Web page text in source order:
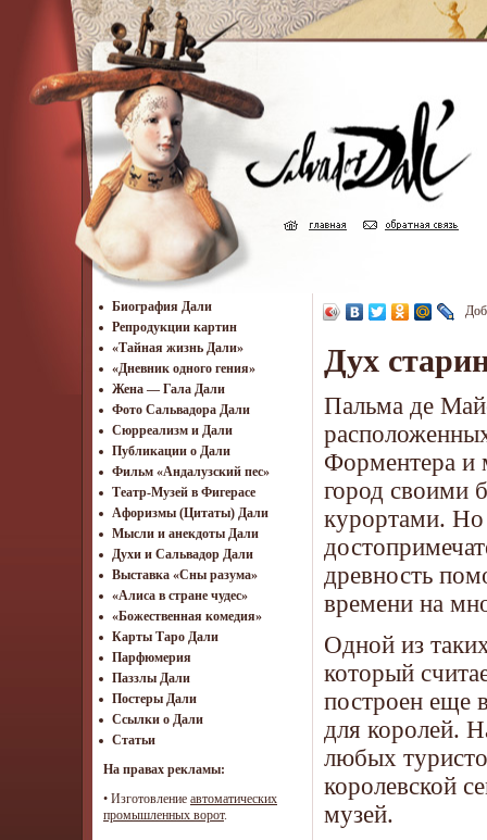
Биография Дали
Репродукции картин
«Тайная жизнь Дали»
«Дневник одного гения»
Жена — Гала Дали
Фото Сальвадора Дали
Cюрреализм и Дали
Публикации о Дали
Фильм «Андалузский пес»
Театр-Музей в Фигерасе
Афоризмы (Цитаты) Дали
Мысли и анекдоты Дали
Духи и Сальвадор Дали
Выставка «Сны разума»
«Алиса в стране чудес»
«Божественная комедия»
Карты Таро Дали
Парфюмерия
Паззлы Дали
Постеры Дали
Ссылки о Дали
Статьи
На правах рекламы:
• Изготовление автоматических
промышленных ворот.
Дух
Пальма де
Форментера и
город своими
курортами. Но
древность
времени на
Одной из
который
построен еще
для королей.
любых
королевской
музей.